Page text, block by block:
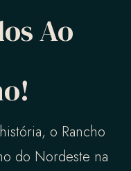
Ao
o Rancho
do Nordeste na